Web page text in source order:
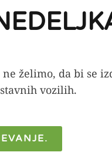
želimo, da bi se
vozilih.